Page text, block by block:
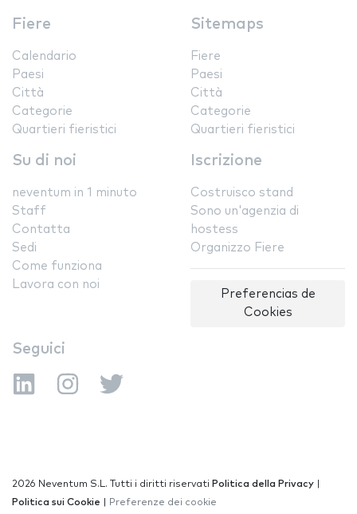
Fiere
Calendario
Paesi
Città
Categorie
Quartieri fieristici
Sitemaps
Fiere
Paesi
Città
Categorie
Quartieri fieristici
Su di noi
neventum in 1 minuto
Staff
Contatta
Sedi
Come funziona
Lavora con noi
Iscrizione
Costruisco stand
Sono un'agenzia di
hostess
Organizzo Fiere
Preferencias de
Cookies
Seguici
2026 Neventum S.L. Tutti i diritti riservati Politica della Privacy
Politica sui Cookie
Preferenze dei cookie